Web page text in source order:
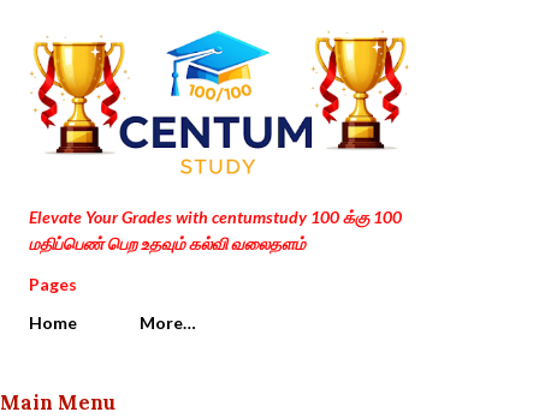
Skip to main content
Elevate Your Grades with centumstudy 100 க்கு 100
மதிப்பெண் பெற உதவும் கல்வி வலைதளம்
Pages
Home
More…
Main Menu